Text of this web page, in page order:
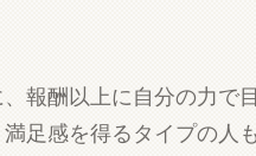
報酬以上に自分の力で
足感を得るタイプの人